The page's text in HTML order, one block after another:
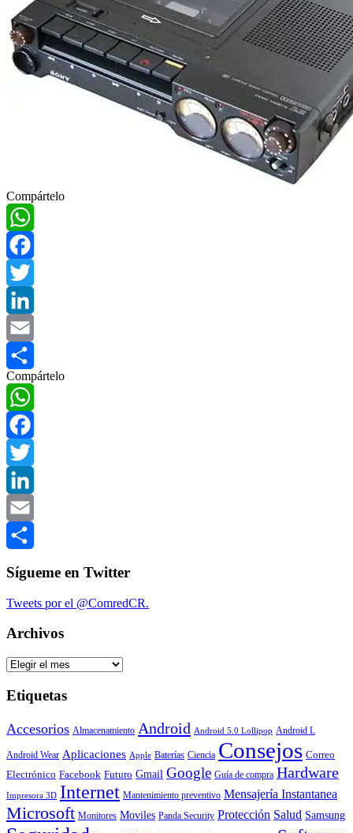
Compártelo
WhatsApp
Facebook
Twitter
LinkedIn
Email
Compartir
Compártelo
WhatsApp
Facebook
Twitter
LinkedIn
Email
Sígueme en Twitter
Tweets por el @ComredCR.
Archivos
Archivos
Etiquetas
Accesorios Almacenamiento Android Android 5.0 Lollipop Android L
Android Wear Aplicaciones Apple Baterías Ciencia Consejos Correo
Electrónico Facebook Futuro Gmail Google Guía de compra Hardware
Impresora 3D Internet Mantenimiento preventivo Mensajería Instantanea
Microsoft Monitores Moviles Panda Security Protección Salud Samsung